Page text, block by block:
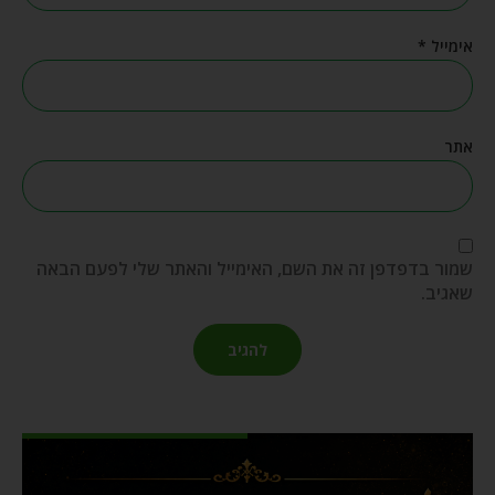
אימייל *
אתר
שמור בדפדפן זה את השם, האימייל והאתר שלי לפעם הבאה
שאגיב.